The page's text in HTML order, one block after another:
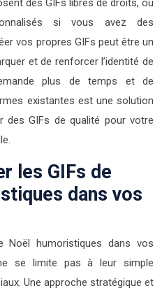
des GIFs libres de droits, ou
si vous avez des
vos propres GIFs peut être un
et de renforcer l’identité de
plus de temps et de
existantes est une solution
des GIFs de qualité pour votre
les GIFs de
dans vos
Noël humoristiques dans vos
se limite pas à leur simple
Une approche stratégique et